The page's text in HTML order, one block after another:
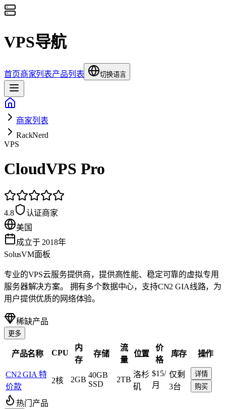
VPS导航
首页商家列表产品列表 切换语言
商家列表
RackNerd
VPS
CloudVPS Pro
4.8
认证商家
美国
成立于 2018年
SolusVM面板
专业的VPS云服务提供商，提供高性能、稳定可靠的虚拟专用
服务器解决方案。 拥有多个数据中心，支持CN2 GIA线路，为
用户提供优质的网络体验。
稀缺产品
更多
产品名称 CPU
内
存
存储
流
量
位置
价
格
库存 操作
CN2 GIA 特
价款
2核 2GB
40GB
SSD
2TB
洛杉
矶
$15/
月
仅剩
3台
详情
购买
热门产品